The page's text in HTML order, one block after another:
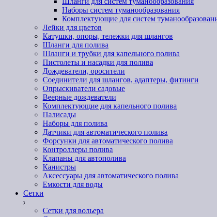
Наборы систем туманообразования
Комплектующие для систем
Лейки для цветов
Катушки, опоры, тележки для шлангов
Шланги для полива
Шланги и трубки для капельного полива
Пистолеты и насадки для полива
Дождеватели, оросители
Соединители для шлангов, адаптеры, фитинги
Опрыскиватели садовые
Веерные дождеватели
Комплектующие для капельного полива
Палисады
Наборы для полива
Датчики для автоматического полива
Форсунки для автоматического полива
Контроллеры полива
Клапаны для автополива
Канистры
Аксессуары для автоматического полива
Емкости для воды
Сетки
Сетки для вольера